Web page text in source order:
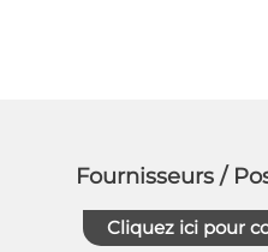
Fournisseurs /
Cliquez ici pour